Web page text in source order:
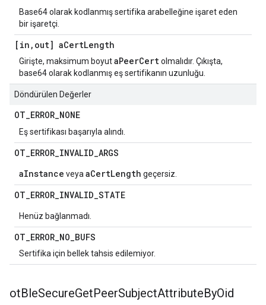
Base64 olarak kodlanmış sertifika arabelleğine işaret eden
bir işaretçi.
[in , out] aCertLength
Girişte, maksimum boyutaPeerCertolmalıdır. Çıkışta,
base64 olarak kodlanmış eş sertifikanın uzunluğu.
Döndürülen Değerler
OT_ERROR_NONE
Eş sertifikası başarıyla alındı.
OT_ERROR_INVALID_ARGS
aInstance veya aCertLength geçersiz.
OT_ERROR_INVALID_STATE
Henüz bağlanmadı.
OT_ERROR_NO_BUFS
Sertifika için bellek tahsis edilemiyor.
otBleSecureGetPeerSubjectAttributeByOid